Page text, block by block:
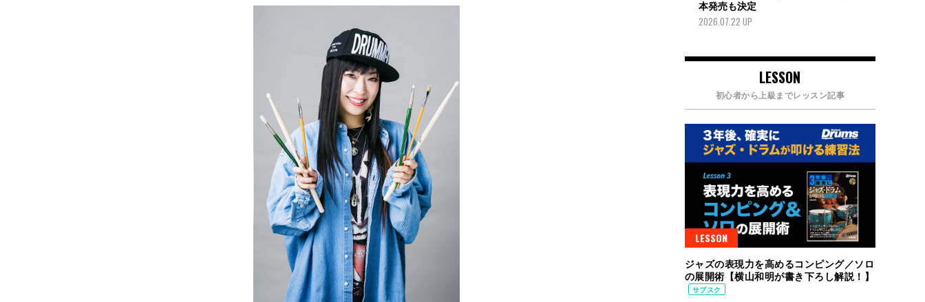
本発売も決定
2026.07.22 UP
LESSON
初心者から上級までレッスン記事
LESSON
ジャズの表現力を高めるコンピング／ソロ
の展開術【横山和明が書き下ろし解説！】
サブスク